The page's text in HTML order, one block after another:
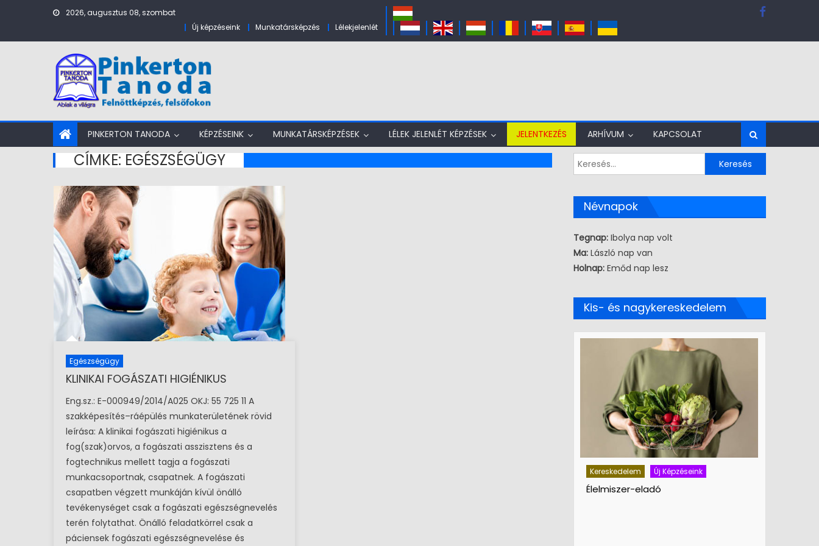
Skip to content
2026, augusztus 08, szombat
Új képzéseink
Munkatársképzés Lélekjelenlét
PINKERTON TANODA KÉPZÉSEINK MUNKATÁRSKÉPZÉSEK LÉLEK JELENLÉT KÉPZÉSEK JELENTKEZÉS ARHÍVUM KAPCSOLAT
CÍMKE:EGÉSZSÉGÜGY
Egészségügy
KLINIKAI FOGÁSZATI HIGIÉNIKUS
Eng.sz.: E-000949/2014/A025 OKJ: 55 725 11 A
szakképesítés–ráépülés munkaterületének rövid
leírása: A klinikai fogászati higiénikus a
fog(szak)orvos, a fogászati asszisztens és a
fogtechnikus mellett tagja a fogászati
munkacsoportnak, csapatnek. A fogászati
csapatben végzett munkáján kívül önálló
tevékenységet csak a fogászati egészségnevelés
terén folytathat. Önálló feladatkörrel csak a
páciensek fogászati egészségnevelése és
Keresés:
Névnapok
Tegnap:Ibolya nap volt
Ma:László nap van
Holnap:Emőd nap lesz
Kis- és nagykereskedelem
Kereskedelem Új Képzéseink
Drogerista
Kereskedelem
Ingatlanközvetítő
Kereskedelem Új Képzéseink
Élelmiszer-eladó